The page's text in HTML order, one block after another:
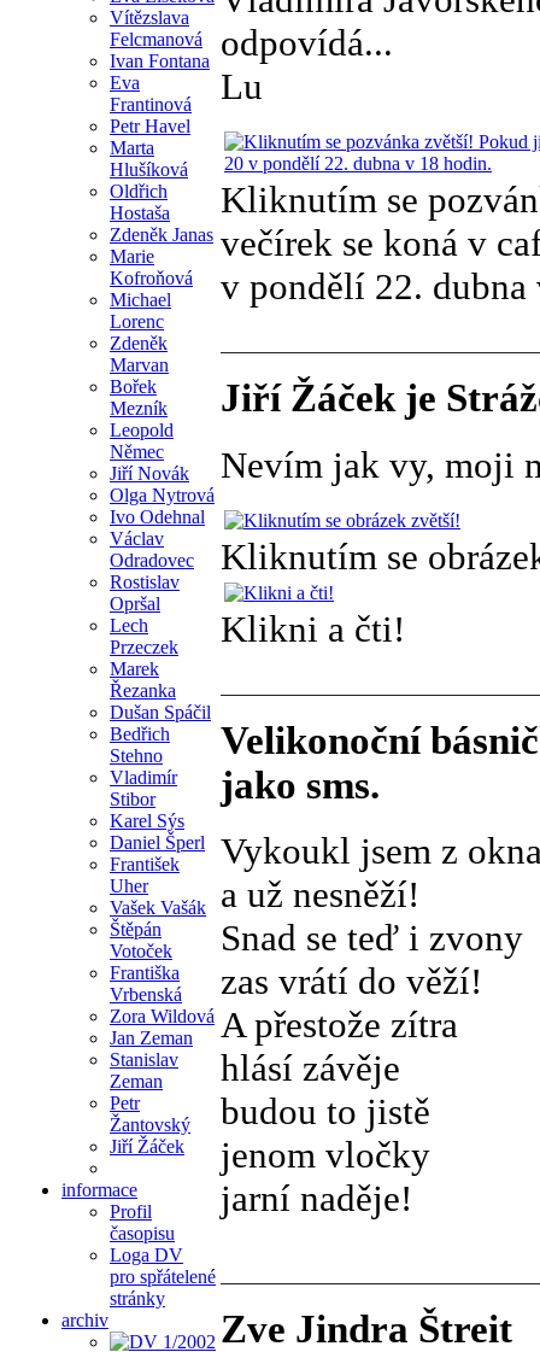
Vítězslava
Felcmanová
Ivan Fontana
Eva
Frantinová
Petr Havel
Marta
Hlušíková
Oldřich
Hostaša
Zdeněk Janas
Marie
Kofroňová
Michael
Lorenc
Zdeněk
Marvan
Bořek
Mezník
Leopold
Němec
Jiří Novák
Olga Nytrová
Ivo Odehnal
Václav
Odradovec
Rostislav
Opršal
Lech
Przeczek
Marek
Řezanka
Dušan Spáčil
Bedřich
Stehno
Vladimír
Stibor
Karel Sýs
Daniel Šperl
František
Uher
Vašek Vašák
Štěpán
Votoček
Františka
Vrbenská
Zora Wildová
Jan Zeman
Stanislav
Zeman
Petr
Žantovský
Jiří Žáček
informace
Profil
časopisu
Loga DV
pro spřátelené
stránky
archiv
odpovídá...
Lu
Kliknutím se
večírek se koná v
v pondělí 22.
Jiří Žáček je
Nevím jak vy, moji
Kliknutím se
Klikni a čti!
Velikonoční
jako sms.
Vykoukl jsem z
a už nesněží!
Snad se teď i zvony
zas vrátí do věží!
A přestože zítra
hlásí závěje
budou to jistě
jenom vločky
jarní naděje!
Zve Jindra Štreit